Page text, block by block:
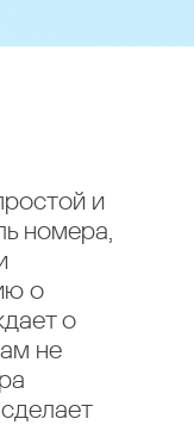
и
номера,
о
о
не